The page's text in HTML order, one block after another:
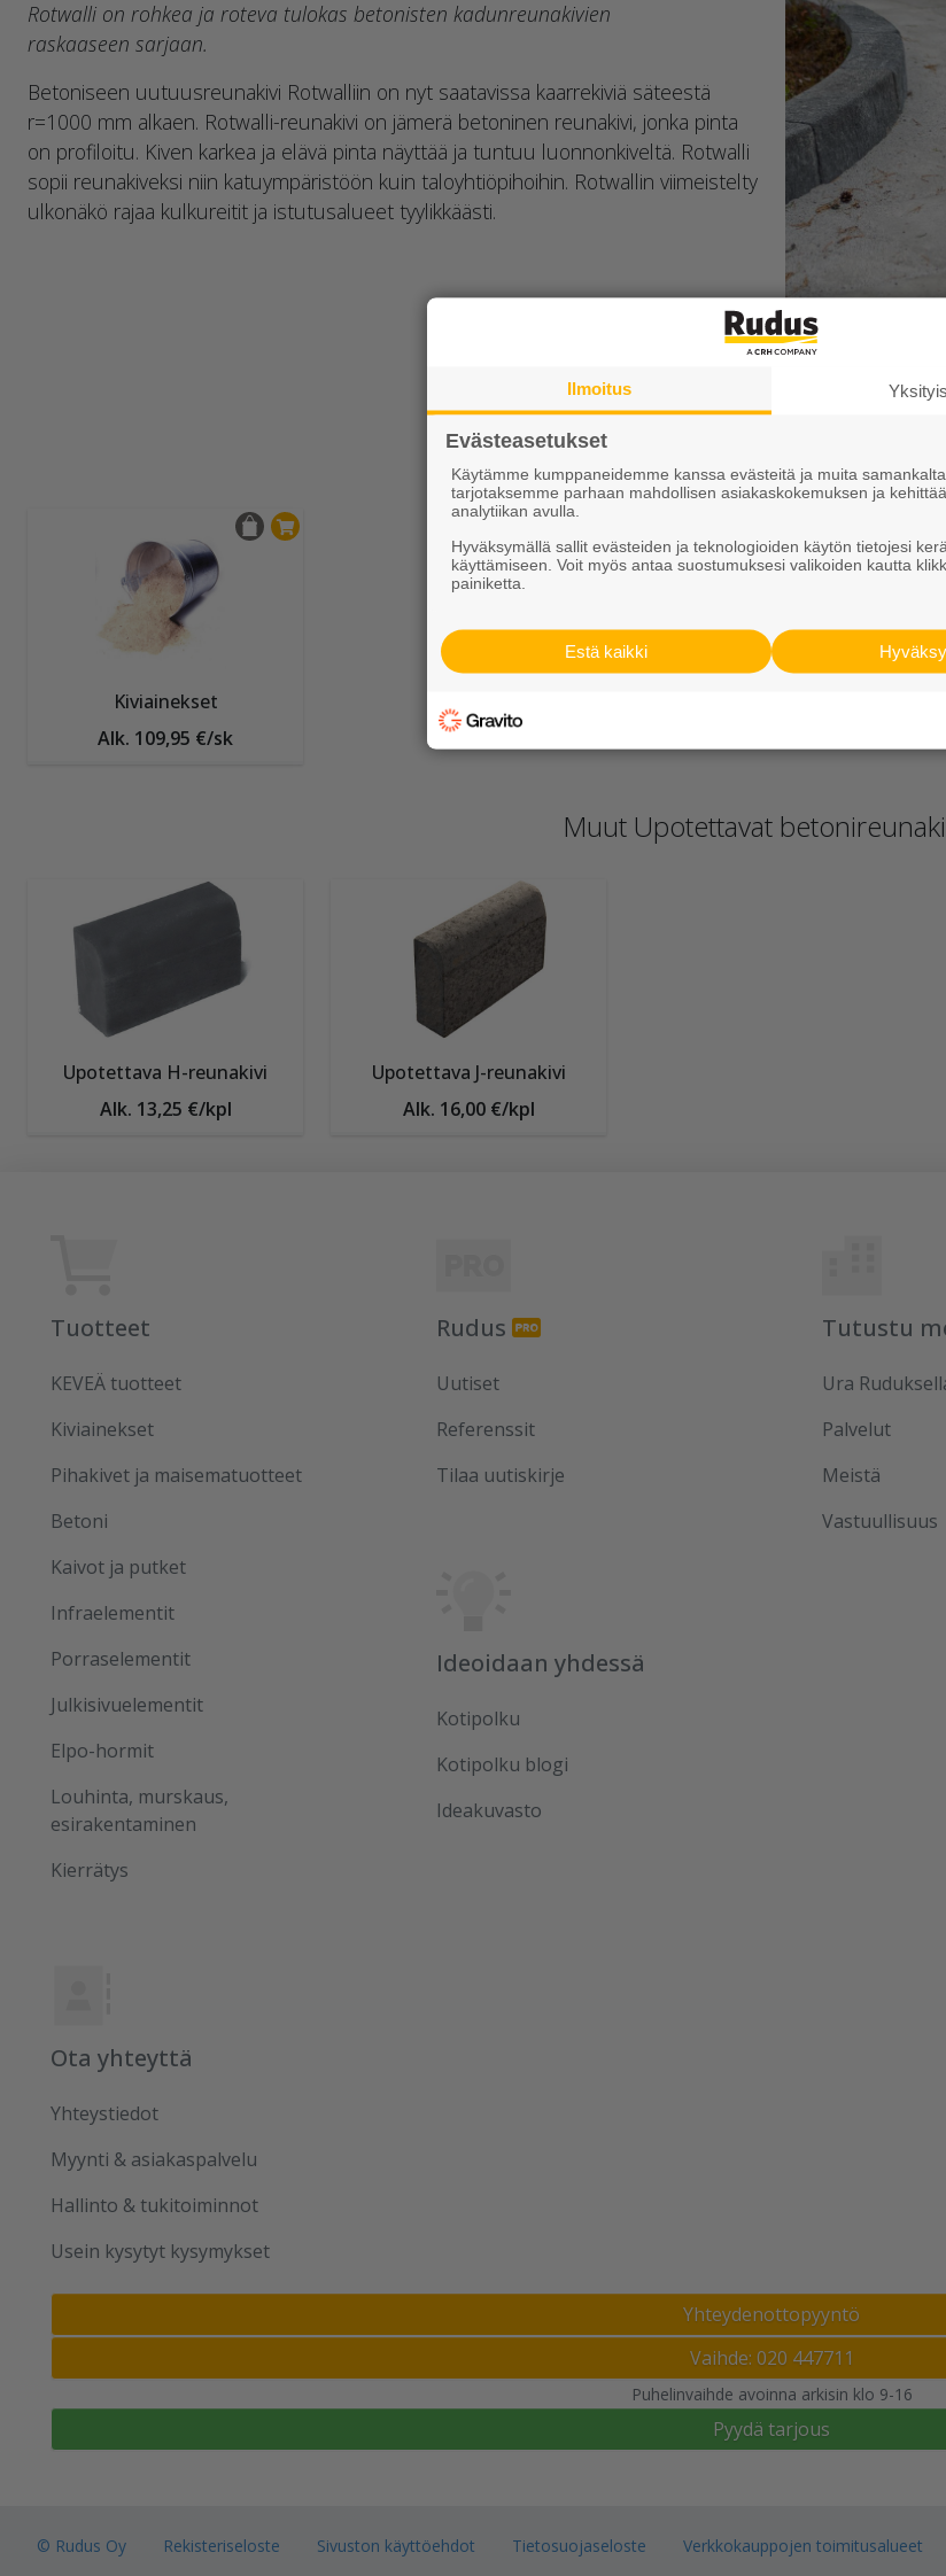
Rotwalli on rohkea ja roteva tulokas betonisten kadunreunakivien
raskaaseen sarjaan.
Betoniseen uutuusreunakivi Rotwalliin on nyt saatavissa kaarrekiviä säteestä
r=1000 mm alkaen. Rotwalli-reunakivi on jämerä betoninen reunakivi, jonka pinta
on profiloitu. Kiven karkea ja elävä pinta näyttää ja tuntuu luonnonkiveltä. Rotwalli
sopii reunakiveksi niin katuympäristöön kuin taloyhtiöpihoihin. Rotwallin viimeistelty
ulkonäkö rajaa kulkureitit ja istutusalueet tyylikkäästi.
Saatat tarvita myös näitä
Kiviainekset
Alk. 109,95 €/sk
Muut Upotettavat
Upotettava H-reunakivi
Alk. 13,25 €/kpl
Upotettava J-reunakivi
Alk. 16,00 €/kpl
Tuotteet
KEVEÄ tuotteet
Kiviainekset
Pihakivet ja maisematuotteet
Betoni
Kaivot ja putket
Infraelementit
Porraselementit
Julkisivuelementit
Elpo-hormit
Louhinta, murskaus,
esirakentaminen
Kierrätys
Rudus
Uutiset
Referenssit
Tilaa uutiskirje
Ideoidaan yhdessä
Kotipolku
Kotipolku blogi
Ideakuvasto
Tutustu
Ura
Palvelut
Meistä
Vastuullisuus
Ota yhteyttä
Yhteystiedot
Myynti & asiakaspalvelu
Hallinto & tukitoiminnot
Usein kysytyt kysymykset
Yhteydenottopyyntö
Vaihde: 020 447711
Puhelinvaihde avoinna arkisin klo 9-16
Pyydä tarjous
© Rudus Oy Rekisteriseloste Sivuston käyttöehdot Tietosuojaseloste Verkkokauppojen toimitusalueet
Ilmoitus
Evästeasetukset
Käytämme kumppaneidemme kanssa evästeitä ja muita
tarjotaksemme parhaan mahdollisen asiakaskokemuksen ja
analytiikan avulla.
Hyväksymällä sallit evästeiden ja teknologioiden käytön tietojesi
käyttämiseen. Voit myös antaa suostumuksesi valikoiden kautta
painiketta.
Estä kaikki